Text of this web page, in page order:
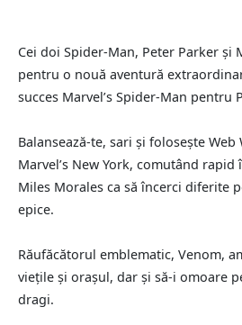
Cei doi Spider-Man, Peter Parker și
pentru o nouă aventură
succes Marvel’s Spider-Man pentru
Balansează-te, sari și folosește Web
Marvel’s New York, comutând
Miles Morales ca să încerci diferite
epice.
Răufăcătorul emblematic, Venom,
viețile și orașul, dar și să-i omoare
dragi.